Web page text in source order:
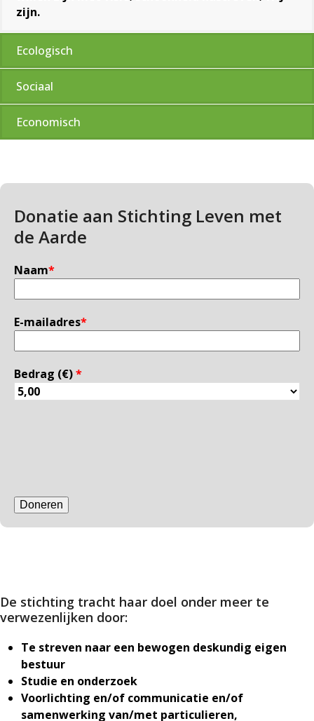
zijn.
Ecologisch
Sociaal
Economisch
Donatie aan Stichting Leven met
de Aarde
Naam*
E-mailadres*
Bedrag (€)*
De stichting tracht haar doel onder meer te
verwezenlijken door:
Te streven naar een bewogen deskundig eigen
bestuur
Studie en onderzoek
Voorlichting en/of communicatie en/of
samenwerking van/met particulieren,